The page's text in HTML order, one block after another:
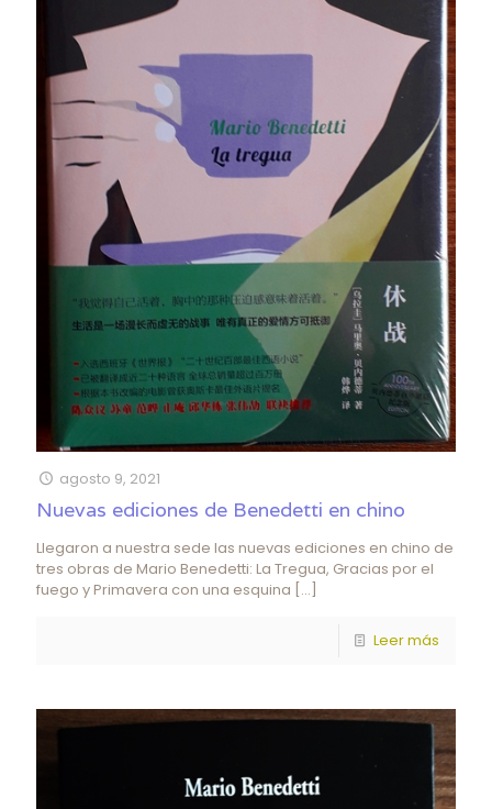
agosto 9, 2021
Nuevas ediciones de Benedetti en chino
Llegaron a nuestra sede las nuevas ediciones en chino de
tres obras de Mario Benedetti: La Tregua, Gracias por el
fuego y Primavera con una esquina […]
Leer más